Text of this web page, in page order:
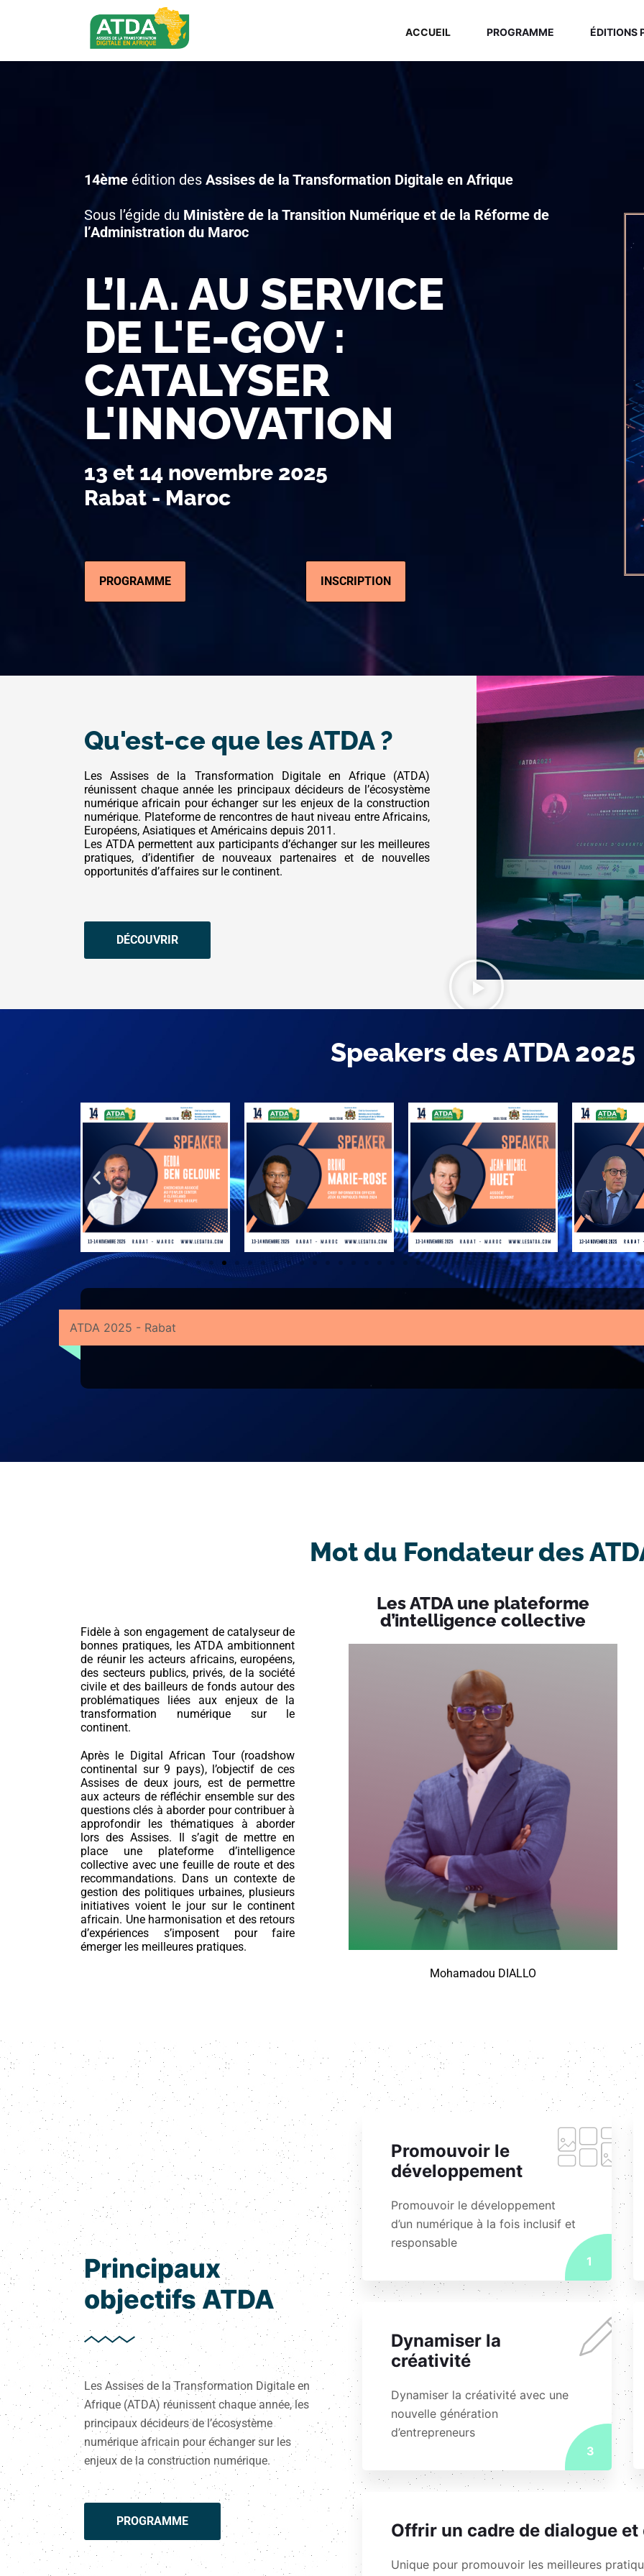
ACCUEIL PROGRAMME ÉDITIONS
14ème édition des Assises de la Transformation Digitale en Afrique
Sous l’égide du Ministère de la Transition Numérique et de la Réforme de
l’Administration du Maroc
L’I.A. AU SERVICE
DE L'E-GOV :
CATALYSER
L'INNOVATION
​13 et 14 novembre 2025
Rabat - Maroc
PROGRAMME INSCRIPTION
Qu'est-ce que les ATDA ?
Les Assises de la Transformation Digitale en Afrique (ATDA)
réunissent chaque année les principaux décideurs de l’écosystème
numérique africain pour échanger sur les enjeux de la construction
numérique. Plateforme de rencontres de haut niveau entre Africains,
Européens, Asiatiques et Américains depuis 2011.
Les ATDA permettent aux participants d’échanger sur les meilleures
pratiques, d’identifier de nouveaux partenaires et de nouvelles
opportunités d’affaires sur le continent.
DÉCOUVRIR
Speakers des ATDA 2025
ATDA 2025 - Rabat
Mot du Fondateur des
Fidèle à son engagement de catalyseur de
bonnes pratiques, les ATDA ambitionnent
de réunir les acteurs africains, européens,
des secteurs publics, privés, de la société
civile et des bailleurs de fonds autour des
problématiques liées aux enjeux de la
transformation numérique sur le
continent.
Après le Digital African Tour (roadshow
continental sur 9 pays), l’objectif de ces
Assises de deux jours, est de permettre
aux acteurs de réfléchir ensemble sur des
questions clés à aborder pour contribuer à
approfondir les thématiques à aborder
lors des Assises. Il s’agit de mettre en
place une plateforme d’intelligence
collective avec une feuille de route et des
recommandations. Dans un contexte de
gestion des politiques urbaines, plusieurs
initiatives voient le jour sur le continent
africain. Une harmonisation et des retours
d’expériences s’imposent pour faire
émerger les meilleures pratiques.
Les ATDA une plateforme
d’intelligence collective
Mohamadou DIALLO
Principaux
objectifs ATDA
Les Assises de la Transformation Digitale en
Afrique (ATDA) réunissent chaque année, les
principaux décideurs de l’écosystème
numérique africain pour échanger sur les
enjeux de la construction numérique.
PROGRAMME
Promouvoir le
développement
Promouvoir le développement
d’un numérique à la fois inclusif et
responsable
1
Dynamiser la
créativité
Dynamiser la créativité avec une
nouvelle génération
d’entrepreneurs
3
Offrir un cadre de dialogue et
Unique pour promouvoir les meilleures